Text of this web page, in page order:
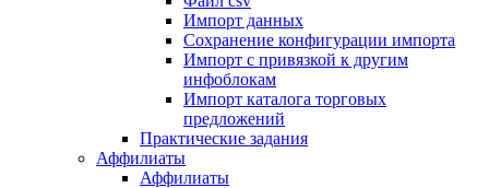
Импорт данных
Сохранение конфигурации импорта
Импорт с привязкой к другим
инфоблокам
Импорт каталога торговых
предложений
Практические задания
Аффилиаты
Аффилиаты